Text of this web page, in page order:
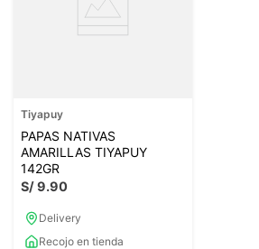
Tiyapuy
PAPAS NATIVAS
AMARILLAS TIYAPUY
142GR
S/9.90
Delivery
Recojo en tienda